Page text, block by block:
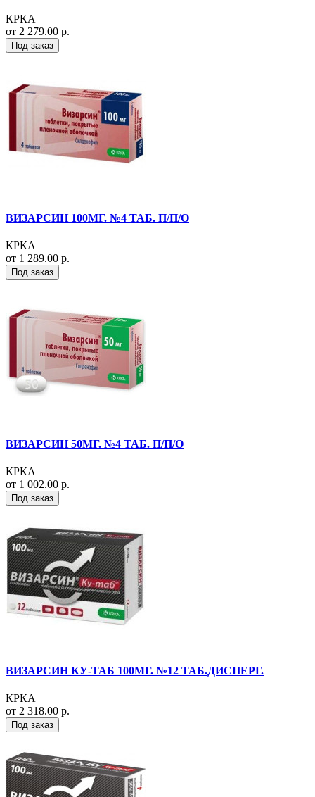
КРКА
от 2 279.00 р.
Под заказ
ВИЗАРСИН 100МГ. №4 ТАБ. П/П/О
КРКА
от 1 289.00 р.
Под заказ
ВИЗАРСИН 50МГ. №4 ТАБ. П/П/О
КРКА
от 1 002.00 р.
Под заказ
ВИЗАРСИН КУ-ТАБ 100МГ. №12 ТАБ.ДИСПЕРГ.
КРКА
от 2 318.00 р.
Под заказ